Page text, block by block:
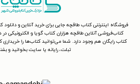
فروشگاه اینترنتی کتاب طاقچه جایی برای خرید آنلاین و
کتاب‌فروشی آنلاین طاقچه هزاران کتاب گویا و
کتاب رایگان هم وجود دارد. شما می‌توانید کتاب‌ها را خریداری
تبلت، رایانه یا سایت بخوانید و